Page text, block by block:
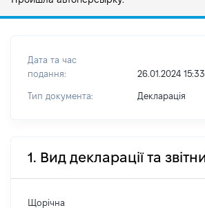
Дата та час
подання:
26.01.2024 15:33
Тип документа: Декларація
1. Вид декларації та
Щорічна